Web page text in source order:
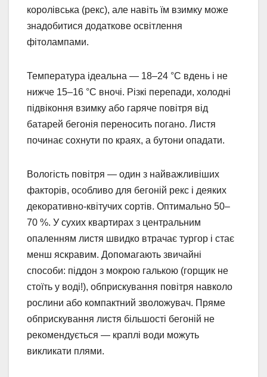
королівська (рекс), але навіть їм взимку може
знадобитися додаткове освітлення
фітолампами.
Температура ідеальна — 18–24 °C вдень і не
нижче 15–16 °C вночі. Різкі перепади, холодні
підвіконня взимку або гаряче повітря від
батарей бегонія переносить погано. Листя
починає сохнути по краях, а бутони опадати.
Вологість повітря — один з найважливіших
факторів, особливо для бегоній рекс і деяких
декоративно-квітучих сортів. Оптимально 50–
70 %. У сухих квартирах з центральним
опаленням листя швидко втрачає тургор і стає
менш яскравим. Допомагають звичайні
способи: піддон з мокрою галькою (горщик не
стоїть у воді!), обприскування повітря навколо
рослини або компактний зволожувач. Пряме
обприскування листя більшості бегоній не
рекомендується — краплі води можуть
викликати плями.